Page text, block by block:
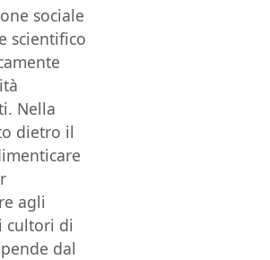
sociale
scientifico
Nella
dietro il
agli
cultori di
dal